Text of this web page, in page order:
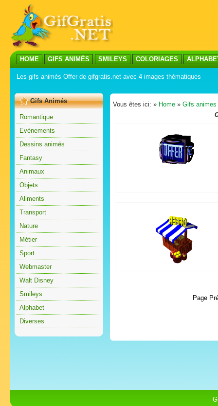
HOME GIFS ANIMÉS SMILEYS COLORIAGES
Les gifs animés Offer de gifgratis.net avec 4 images thématiques
Gifs Animés
Romantique
Evénements
Dessins animés
Fantasy
Animaux
Objets
Aliments
Transport
Nature
Métier
Sport
Webmaster
Walt Disney
Smileys
Alphabet
Diverses
Vous êtes ici: » Home » Gifs animes
Page